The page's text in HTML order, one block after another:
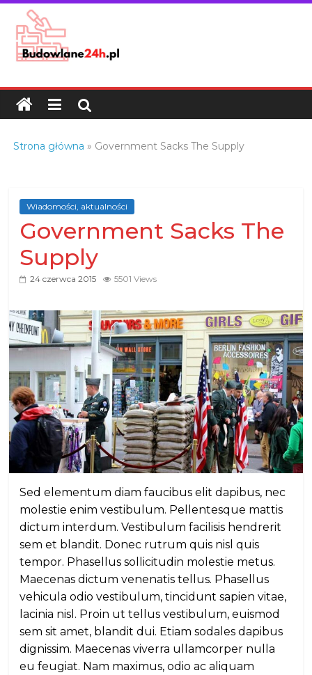
Skip
content
Budowlane24h.pl
portal
budowlany
branży
budowlanej
Strona główna » Government Sacks The Supply
Wiadomości, aktualności
Government Sacks The
Supply
24 czerwca 2015 5501 Views
Sed elementum diam faucibus elit dapibus, nec
molestie enim vestibulum. Pellentesque mattis
dictum interdum. Vestibulum facilisis hendrerit
sem et blandit. Donec rutrum quis nisl quis
tempor. Phasellus sollicitudin molestie metus.
Maecenas dictum venenatis tellus. Phasellus
vehicula odio vestibulum, tincidunt sapien vitae,
lacinia nisl. Proin ut tellus vestibulum, euismod
sem sit amet, blandit dui. Etiam sodales dapibus
dignissim. Maecenas viverra ullamcorper nulla
eu feugiat. Nam maximus, odio ac aliquam